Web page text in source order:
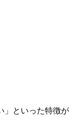
」といった特徴が